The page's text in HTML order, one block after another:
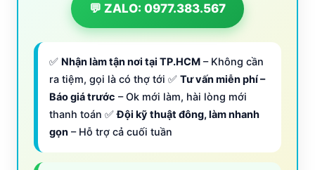
💬 ZALO: 0977.383.567
✅ Nhận làm tận nơi tại TP.HCM – Không cần
ra tiệm, gọi là có thợ tới ✅ Tư vấn miễn phí –
Báo giá trước – Ok mới làm, hài lòng mới
thanh toán ✅Đội kỹ thuật đông, làm nhanh
gọn – Hỗ trợ cả cuối tuần